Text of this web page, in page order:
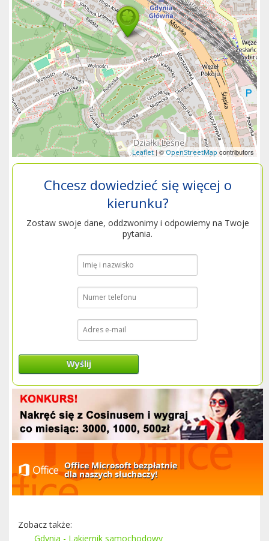
Leaflet| ©OpenStreetMapcontributors
Chcesz dowiedzieć się więcej o
kierunku?
Zostaw swoje dane, oddzwonimy i odpowiemy na Twoje
pytania.
Wyślij
Zobacz także:
Gdynia - Lakiernik samochodowy